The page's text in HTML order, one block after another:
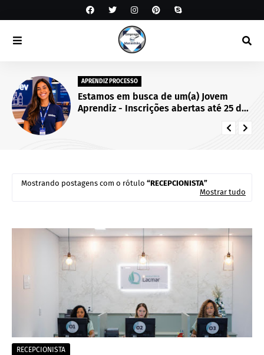
APRENDIZ PROCESSO
Estamos em busca de um(a) Jovem
Aprendiz - Inscrições abertas até 25 de
Mostrando postagens com o rótulo
RECEPCIONISTA
Mostrar tudo
RECEPCIONISTA